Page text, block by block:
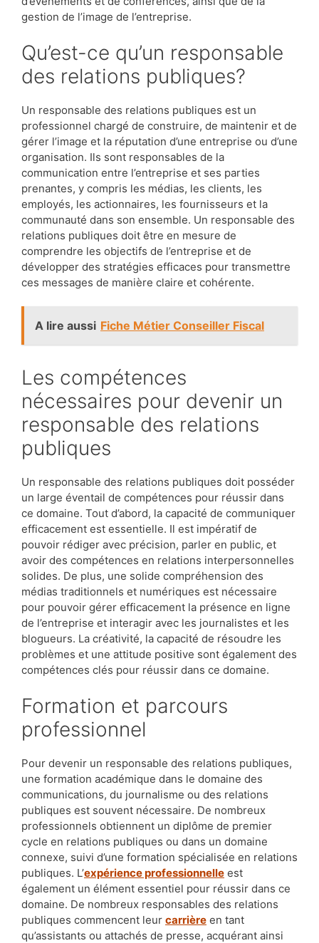
gestion de l’image de l’entreprise.
Qu’est-ce qu’un responsable
des relations publiques?
Un responsable des relations publiques est un
professionnel chargé de construire, de maintenir et de
gérer l’image et la réputation d’une entreprise ou d’une
organisation. Ils sont responsables de la
communication entre l’entreprise et ses parties
prenantes, y compris les médias, les clients, les
employés, les actionnaires, les fournisseurs et la
communauté dans son ensemble. Un responsable des
relations publiques doit être en mesure de
comprendre les objectifs de l’entreprise et de
développer des stratégies efficaces pour transmettre
ces messages de manière claire et cohérente.
A lire aussi Fiche Métier Conseiller Fiscal
Les compétences
nécessaires pour devenir un
responsable des relations
publiques
Un responsable des relations publiques doit posséder
un large éventail de compétences pour réussir dans
ce domaine. Tout d’abord, la capacité de communiquer
efficacement est essentielle. Il est impératif de
pouvoir rédiger avec précision, parler en public, et
avoir des compétences en relations interpersonnelles
solides. De plus, une solide compréhension des
médias traditionnels et numériques est nécessaire
pour pouvoir gérer efficacement la présence en ligne
de l’entreprise et interagir avec les journalistes et les
blogueurs. La créativité, la capacité de résoudre les
problèmes et une attitude positive sont également des
compétences clés pour réussir dans ce domaine.
Formation et parcours
professionnel
Pour devenir un responsable des relations publiques,
une formation académique dans le domaine des
communications, du journalisme ou des relations
publiques est souvent nécessaire. De nombreux
professionnels obtiennent un diplôme de premier
cycle en relations publiques ou dans un domaine
connexe, suivi d’une formation spécialisée en relations
publiques. L’expérience professionnelle est
également un élément essentiel pour réussir dans ce
domaine. De nombreux responsables des relations
publiques commencent leur carrière en tant
qu’assistants ou attachés de presse, acquérant ainsi